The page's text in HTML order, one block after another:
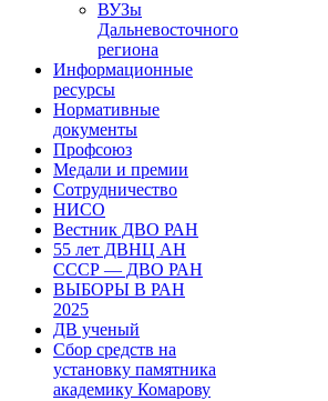
ВУЗы
Дальневосточного
региона
Информационные
ресурсы
Нормативные
документы
Профсоюз
Медали и премии
Сотрудничество
НИСО
Вестник ДВО РАН
55 лет ДВНЦ АН
СССР — ДВО РАН
ВЫБОРЫ В РАН
2025
ДВ ученый
Сбор средств на
установку памятника
академику Комарову